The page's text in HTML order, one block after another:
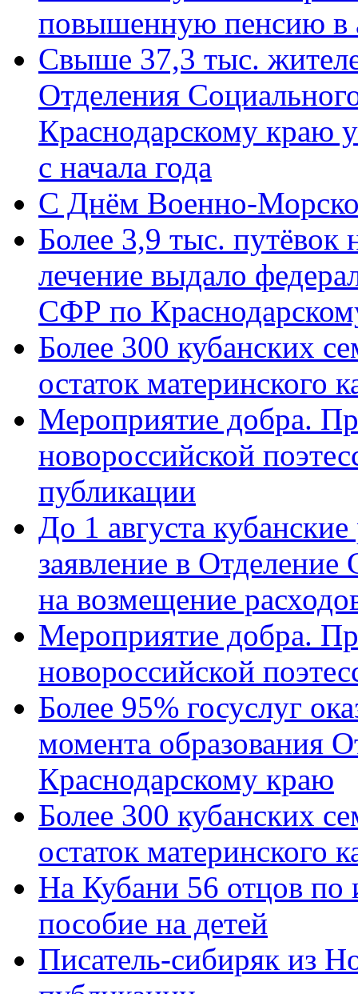
повышенную пенсию в
Свыше 37,3 тыс.
Отделения
Краснодарскому краю
с начала года
C Днём Военно-
Более 3,9 тыс. путёвок
лечение выдало
СФР по
Более 300 кубанских
остаток материнского
Мероприятие добра.
новороссийской
публикации
До 1 августа
заявление в
на возмещение
Мероприятие добра.
новороссийской
Более 95% госуслуг
момента образования
Краснодарскому краю
Более 300 кубанских
остаток материнского
На Кубани 56 отцов по
пособие на детей
Писатель-сибиряк из